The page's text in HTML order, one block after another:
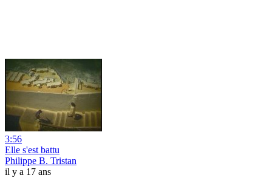
3:56
Elle s'est battu
Philippe B. Tristan
il y a 17 ans